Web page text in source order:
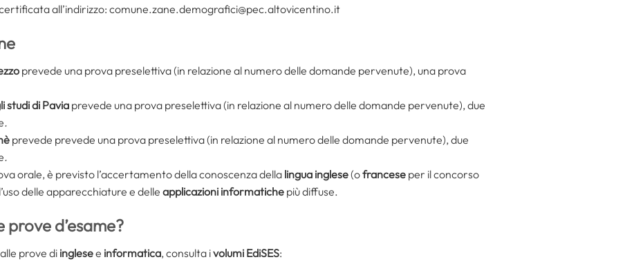
all’indirizzo: comune.zane.demografici@pec.altovicentino.it
prevede una prova preselettiva (in relazione al numero delle domande pervenute), una prova
studi di Paviaprevede una prova preselettiva (in relazione al numero delle domande pervenute), due
.
prevede prevede una prova preselettiva (in relazione al numero delle domande pervenute), due
.
orale, è previsto l’accertamento della conoscenza della lingua inglese(ofrancese per il concorso
delle apparecchiature e delle applicazioni informatiche più diffuse.
d’esame?
prove di inglesee informatica, consulta ivolumi EdiSES: